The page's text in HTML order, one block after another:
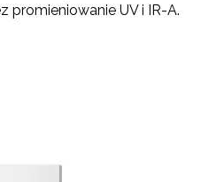
promieniowanie UV i IR-A.